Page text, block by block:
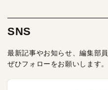
SNS
最新記事やお知らせ、編集部
ぜひフォローをお願いします。